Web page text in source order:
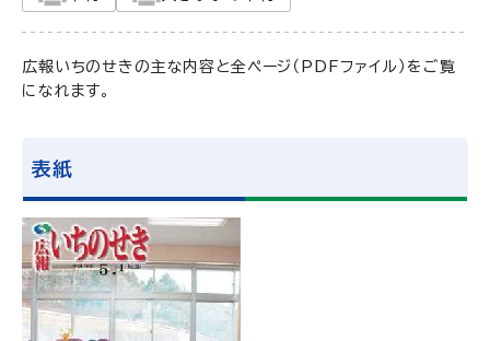
広報いちのせきの主な内容と全ページ（PDFファイル）をご覧
になれます。
表紙